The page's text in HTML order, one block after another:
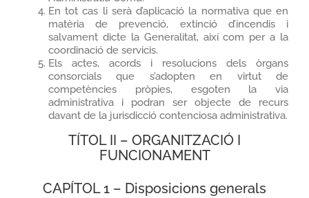
En tot cas li serà d’aplicació la normativa que en
matèria de prevenció, extinció d’incendis i
salvament dicte la Generalitat, així com per a la
coordinació de servicis.
Els actes, acords i resolucions dels òrgans
consorcials que s’adopten en virtut de
competències pròpies, esgoten la via
administrativa i podran ser objecte de recurs
davant de la jurisdicció contenciosa administrativa.
TÍTOL II – ORGANITZACIÓ I
FUNCIONAMENT
CAPÍTOL 1 – Disposicions generals